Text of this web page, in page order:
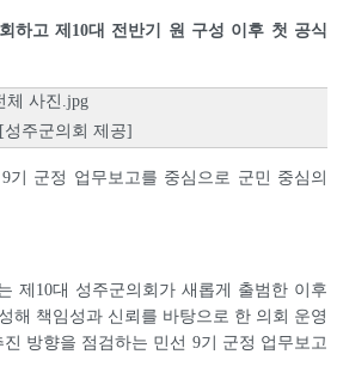
하고 제10대 전반기 원 구성 이후 첫 공식
주군의회 제공]
군정 업무보고를 중심으로 군민 중심의
제10대 성주군의회가 새롭게 출범한 이후
해 책임성과 신뢰를 바탕으로 한 의회 운영
방향을 점검하는 민선 9기 군정 업무보고